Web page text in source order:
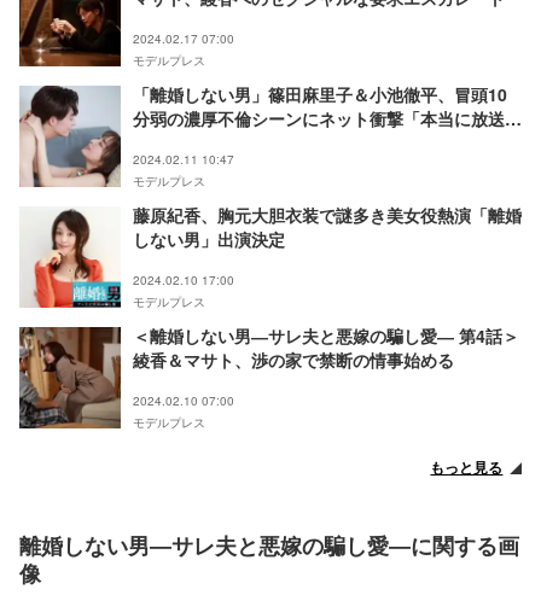
2024.02.17 07:00
モデルプレス
「離婚しない男」篠田麻里子＆小池徹平、冒頭10
分弱の濃厚不倫シーンにネット衝撃「本当に放送し
2024.02.11 10:47
モデルプレス
藤原紀香、胸元大胆衣装で謎多き美女役熱演「離婚
しない男」出演決定
2024.02.10 17:00
モデルプレス
＜離婚しない男―サレ夫と悪嫁の騙し愛― 第4話＞
綾香＆マサト、渉の家で禁断の情事始める
2024.02.10 07:00
モデルプレス
もっと見る
離婚しない男―サレ夫と悪嫁の騙し愛―に関する画
像